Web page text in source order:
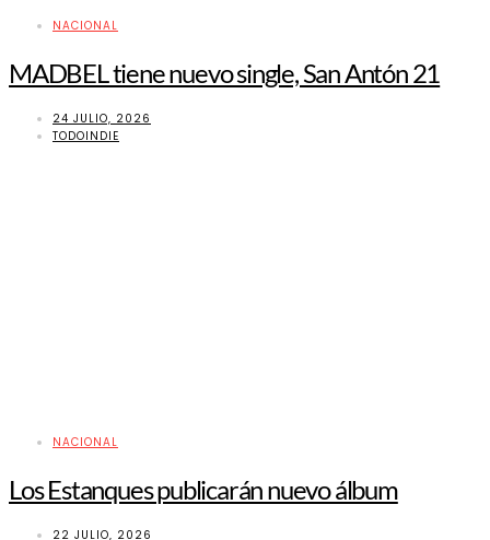
NACIONAL
MADBEL tiene nuevo single, San Antón 21
24 JULIO, 2026
TODOINDIE
NACIONAL
Los Estanques publicarán nuevo álbum
22 JULIO, 2026